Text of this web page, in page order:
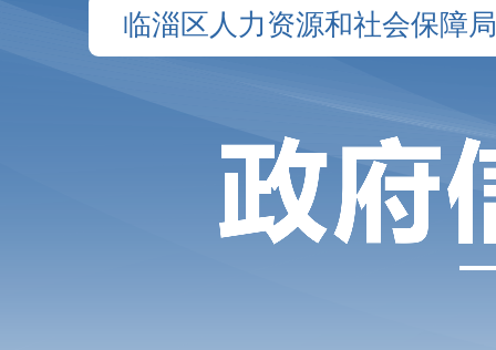
临淄区人力资源和社会保障局